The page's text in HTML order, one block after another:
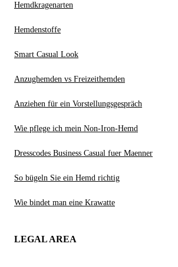
Hemdkragenarten
Hemdenstoffe
Smart Casual Look
Anzughemden vs Freizeithemden
Anziehen für ein Vorstellungsgespräch
Wie pflege ich mein Non-Iron-Hemd
Dresscodes Business Casual fuer Maenner
So bügeln Sie ein Hemd richtig
Wie bindet man eine Krawatte
LEGAL AREA